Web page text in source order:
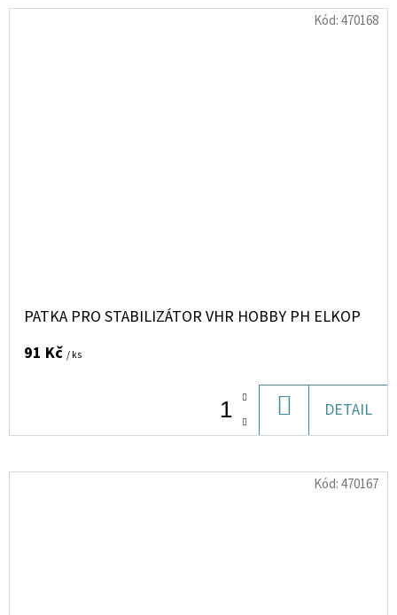
PATKA PRO STABILIZÁTOR VHR HOBBY PH ELKOP
91 Kč / ks
KOŠÍKU
DETAIL
Kód:470168
Kód:470167